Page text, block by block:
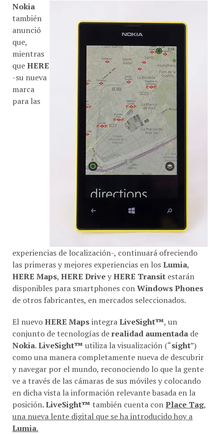
Nokia
también
anunció
que,
mientras
queHERE
-su nueva
marca
para las
experiencias de localización-, continuará ofreciendo
las primeras y mejores experiencias en losLumia,
HERE Maps, HERE DriveyHERE Transit estarán
disponibles para smartphones conWindows Phones
de otros fabricantes, en mercados seleccionados.
El nuevoHERE MapsintegraLiveSight™, un
conjunto de tecnologías derealidad aumentada de
Nokia.LiveSight™ utiliza la visualización (“sight”)
como una manera completamente nueva de descubrir
y navegar por el mundo, reconociendo lo que la gente
ve a través de las cámaras de sus móviles y colocando
en dicha vista la información relevante basada en la
posición. LiveSight™ también cuenta conPlace Tag,
una nueva lente digital que se ha introducido hoy a
Lumia.